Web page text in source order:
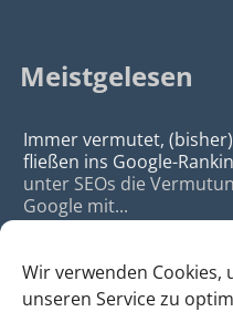
Wir verwenden Cookies,
unseren Service zu
Meistgelesen
Immer vermutet,
fließen ins Google-
unter SEOs die
Google mit...